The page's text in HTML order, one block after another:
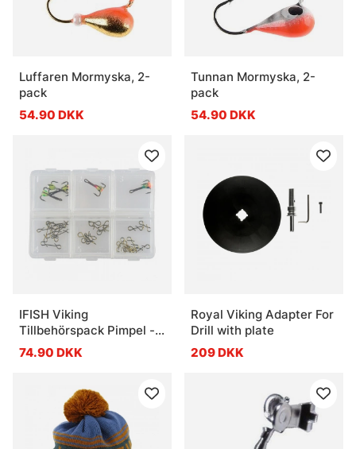
Luffaren Mormyska, 2-
pack
54.90 DKK
Tunnan Mormyska, 2-
pack
54.90 DKK
IFISH Viking
Tillbehörspack Pimpel -
Abborre
74.90 DKK
Royal Viking Adapter For
Drill with plate
209 DKK